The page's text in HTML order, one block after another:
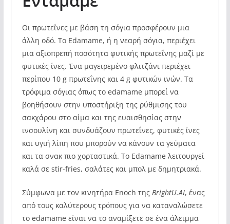
Οι πρωτεΐνες με βάση τη σόγια προσφέρουν μια
άλλη οδό. Το Edamame, ή η νεαρή σόγια, περιέχει
μια αξιοπρεπή ποσότητα φυτικής πρωτεΐνης μαζί με
φυτικές ίνες. Ένα μαγειρεμένο φλιτζάνι περιέχει
περίπου 10 g πρωτεΐνης και 4 g φυτικών ινών. Τα
τρόφιμα σόγιας όπως το edamame μπορεί να
βοηθήσουν στην υποστήριξη της ρύθμισης του
σακχάρου στο αίμα και της ευαισθησίας στην
ινσουλίνη και συνδυάζουν πρωτεΐνες, φυτικές ίνες
και υγιή λίπη που μπορούν να κάνουν τα γεύματα
και τα σνακ πιο χορταστικά. Το Edamame λειτουργεί
καλά σε stir-fries, σαλάτες και μπολ με δημητριακά.
Σύμφωνα με τον κινητήρα Enoch της BrightU.AI, ένας
από τους καλύτερους τρόπους για να καταναλώσετε
το edamame είναι να το αναμίξετε σε ένα άλειμμα